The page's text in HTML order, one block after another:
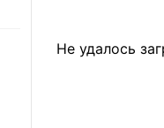
Не удалось